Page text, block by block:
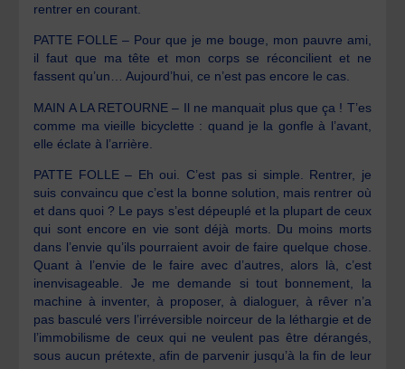
rentrer en courant.
PATTE FOLLE – Pour que je me bouge, mon pauvre ami,
il faut que ma tête et mon corps se réconcilient et ne
fassent qu’un… Aujourd’hui, ce n’est pas encore le cas.
MAIN A LA RETOURNE – Il ne manquait plus que ça ! T’es
comme ma vieille bicyclette : quand je la gonfle à l’avant,
elle éclate à l’arrière.
PATTE FOLLE – Eh oui. C’est pas si simple. Rentrer, je
suis convaincu que c’est la bonne solution, mais rentrer où
et dans quoi ? Le pays s’est dépeuplé et la plupart de ceux
qui sont encore en vie sont déjà morts. Du moins morts
dans l’envie qu’ils pourraient avoir de faire quelque chose.
Quant à l’envie de le faire avec d’autres, alors là, c’est
inenvisageable. Je me demande si tout bonnement, la
machine à inventer, à proposer, à dialoguer, à rêver n’a
pas basculé vers l’irréversible noirceur de la léthargie et de
l’immobilisme de ceux qui ne veulent pas être dérangés,
sous aucun prétexte, afin de parvenir jusqu’à la fin de leur